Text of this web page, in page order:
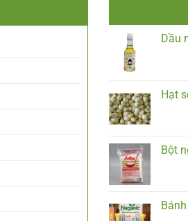
Dầu
Hạt
Bột